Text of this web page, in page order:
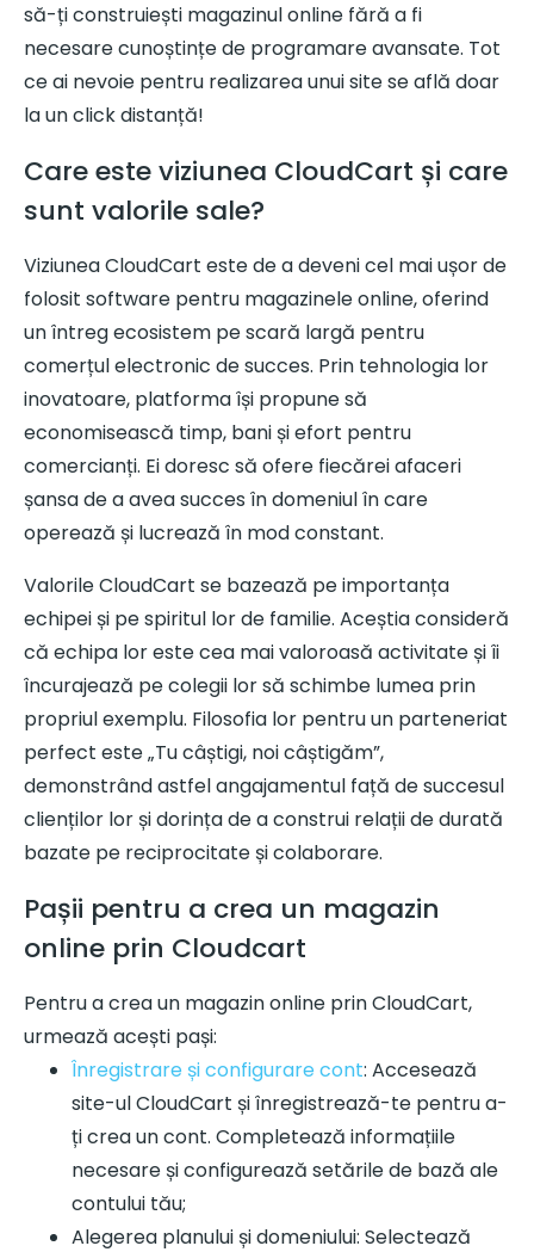
să-ți construiești magazinul online fără a fi
necesare cunoștințe de programare avansate. Tot
ce ai nevoie pentru realizarea unui site se află doar
la un click distanță!
Care este viziunea CloudCart și care
sunt valorile sale?
Viziunea CloudCart este de a deveni cel mai ușor de
folosit software pentru magazinele online, oferind
un întreg ecosistem pe scară largă pentru
comerțul electronic de succes. Prin tehnologia lor
inovatoare, platforma își propune să
economisească timp, bani și efort pentru
comercianți. Ei doresc să ofere fiecărei afaceri
șansa de a avea succes în domeniul în care
operează și lucrează în mod constant.
Valorile CloudCart se bazează pe importanța
echipei și pe spiritul lor de familie. Aceștia consideră
că echipa lor este cea mai valoroasă activitate și îi
încurajează pe colegii lor să schimbe lumea prin
propriul exemplu. Filosofia lor pentru un parteneriat
perfect este „Tu câștigi, noi câștigăm”,
demonstrând astfel angajamentul față de succesul
clienților lor și dorința de a construi relații de durată
bazate pe reciprocitate și colaborare.
Pașii pentru a crea un magazin
online prin Cloudcart
Pentru a crea un magazin online prin CloudCart,
urmează acești pași:
Înregistrare și configurare cont: Accesează
site-ul CloudCart și înregistrează-te pentru a-
ți crea un cont. Completează informațiile
necesare și configurează setările de bază ale
contului tău;
Alegerea planului și domeniului: Selectează